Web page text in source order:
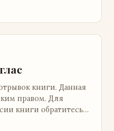
книги. Данная
правом. Для
книги обратитесь к